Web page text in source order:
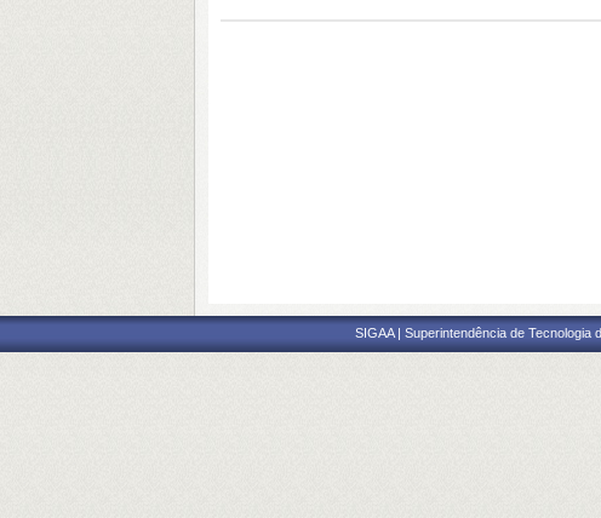
SIGAA | Superintendência de